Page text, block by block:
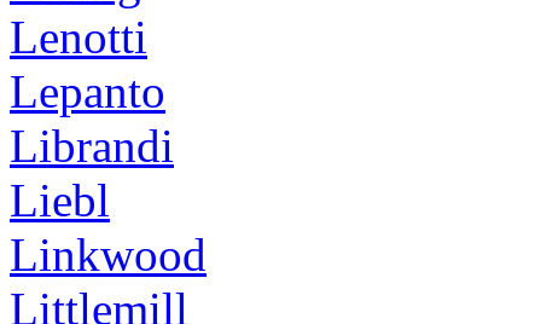
Lenotti
Lepanto
Librandi
Liebl
Linkwood
Littlemill